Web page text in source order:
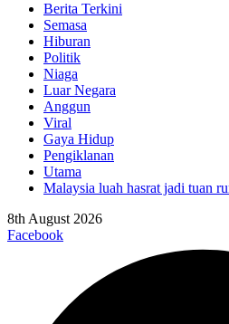
Berita Terkini
Semasa
Hiburan
Politik
Niaga
Luar Negara
Anggun
Viral
Gaya Hidup
Pengiklanan
Utama
Malaysia luah hasrat jadi tuan
8th August 2026
Facebook